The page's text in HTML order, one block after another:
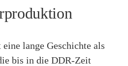
lange Geschichte als
bis in die DDR-Zeit